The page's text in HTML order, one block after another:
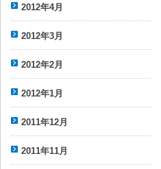
2012年4月
2012年3月
2012年2月
2012年1月
2011年12月
2011年11月